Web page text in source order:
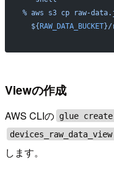
% aws s3 cp raw-
  ${
RAW_DATA_BUCKET}/
Viewの作成
AWS CLIの glue
devices_raw_data_view
します。